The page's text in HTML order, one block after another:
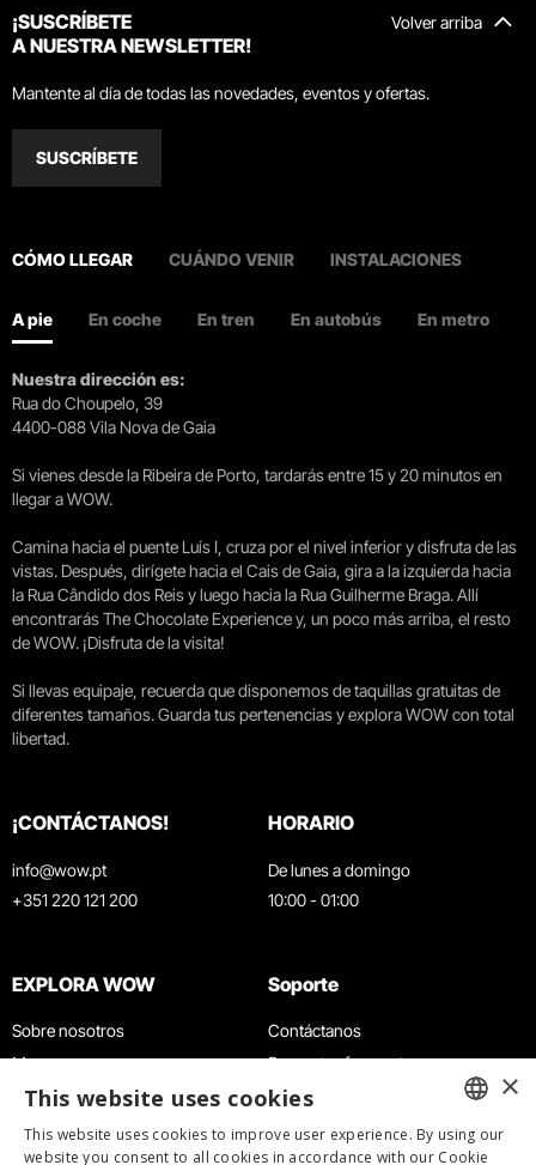
Volver arriba
¡SUSCRÍBETE
A NUESTRA NEWSLETTER!
Mantente al día de todas las novedades, eventos y ofertas.
SUSCRÍBETE
CÓMO LLEGAR CUÁNDO VENIR INSTALACIONES
A pie En coche En tren En autobús En metro
Nuestra dirección es:
Rua do Choupelo, 39
4400-088 Vila Nova de Gaia
Si vienes desde la Ribeira de Porto, tardarás entre 15 y 20 minutos en
llegar a WOW.
Camina hacia el puente Luís I, cruza por el nivel inferior y disfruta de las
vistas. Después, dirígete hacia el Cais de Gaia, gira a la izquierda hacia
la Rua Cândido dos Reis y luego hacia la Rua Guilherme Braga. Allí
encontrarás The Chocolate Experience y, un poco más arriba, el resto
de WOW. ¡Disfruta de la visita!
Si llevas equipaje, recuerda que disponemos de taquillas gratuitas de
diferentes tamaños. Guarda tus pertenencias y explora WOW con total
libertad.
¡CONTÁCTANOS!
info@wow.pt
+351 220 121 200
HORARIO
De lunes a domingo
10:00 - 01:00
EXPLORA WOW
Sobre nosotros
Museos
Agenda
Noticias
Restaurantes
Soporte
Contáctanos
Preguntas frecuentes
Términos y condiciones
Política de privacidad y cookies
Trabaja con nosotrosENGLISH
×
This website uses cookies
This website uses cookies to improve user experience. By using our
website you consent to all cookies in accordance with our Cookie